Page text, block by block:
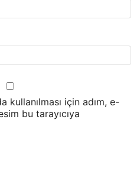
kullanılması için adım, e-
bu tarayıcıya